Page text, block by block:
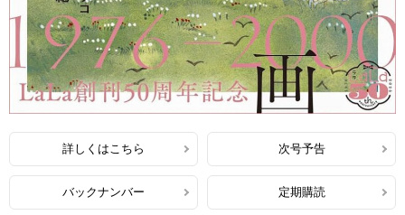
詳しくはこちら 次号予告
バックナンバー 定期購読